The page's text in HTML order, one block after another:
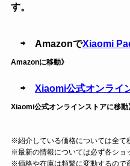
す。
⇨ AmazonでXiaomi
Amazonに移動》
⇨ Xiaomi公式オンライ
Xiaomi公式オンラインストアに移動
※紹介している価格については全て
※最新の情報については必ず各ショ
※価格や在庫は頻繁に変動するので